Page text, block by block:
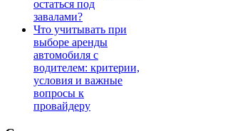
остаться под
завалами?
Что учитывать при
выборе аренды
автомобиля с
водителем: критерии,
условия и важные
вопросы к
провайдеру